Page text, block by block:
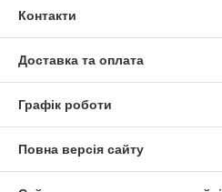
Контакти
Доставка та оплата
Графік роботи
Повна версія сайту